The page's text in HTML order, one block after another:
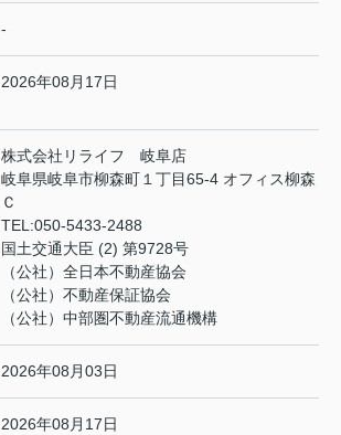
-
2026年08月17日
株式会社リライフ 岐阜店
岐阜県岐阜市柳森町１丁目65-4 オフィス柳森
Ｃ
TEL:050-5433-2488
国土交通大臣 (2) 第9728号
（公社）全日本不動産協会
（公社）不動産保証協会
（公社）中部圏不動産流通機構
2026年08月03日
2026年08月17日